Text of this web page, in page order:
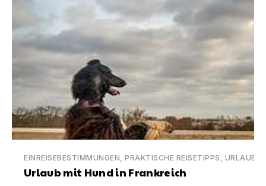
EINREISEBESTIMMUNGEN, PRAKTISCHE REISETIPPS,
Urlaub mit Hund in Frankreich